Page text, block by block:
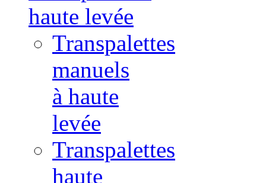
haute levée
Transpalettes
manuels
à haute
levée
Transpalettes
haute